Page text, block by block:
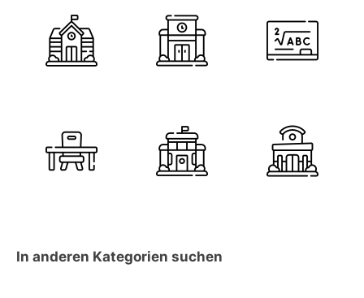
In anderen Kategorien suchen